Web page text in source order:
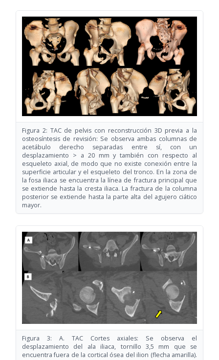
Figura 2: TAC de pelvis con reconstrucción 3D previa a la
osteosíntesis de revisión: Se observa ambas columnas de
acetábulo derecho separadas entre sí, con un
desplazamiento > a 20 mm y también con respecto al
esqueleto axial, de modo que no existe conexión entre la
superficie articular y el esqueleto del tronco. En la zona de
la fosa iliaca se encuentra la línea de fractura principal que
se extiende hasta la cresta iliaca. La fractura de la columna
posterior se extiende hasta la parte alta del agujero ciático
mayor.
Figura 3: A. TAC Cortes axiales: Se observa el
desplazamiento del ala iliaca, tornillo 3,5 mm que se
encuentra fuera de la cortical ósea del ilion (flecha amarilla).